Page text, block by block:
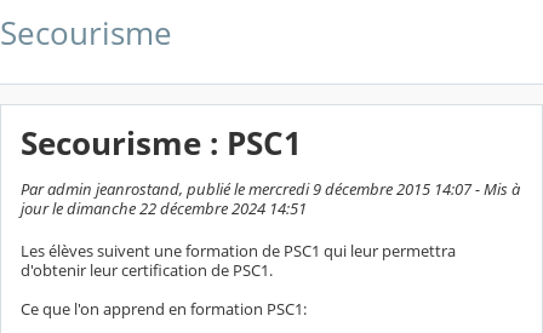
Secourisme
Secourisme : PSC1
Par admin jeanrostand, publié le mercredi 9 décembre 2015 14:07 - Mis à
jour le dimanche 22 décembre 2024 14:51
Les élèves suivent une formation de PSC1 qui leur permettra
d'obtenir leur certification de PSC1.
Ce que l'on apprend en formation PSC1: